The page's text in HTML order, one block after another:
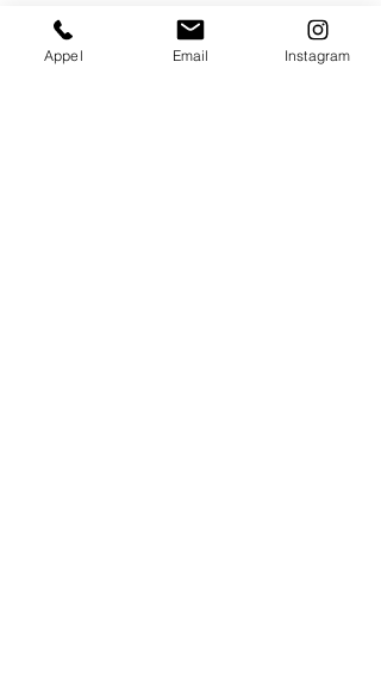
	Les obstacles à un enseignement «
Appel Email Instagram